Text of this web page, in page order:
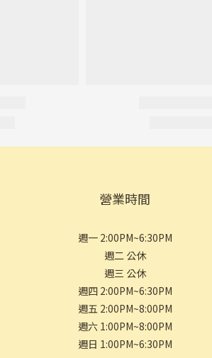
營業時間
週一 2:00PM~6:30PM
週二 公休
週三 公休
週四 2:00PM~6:30PM
週五 2:00PM~8:00PM
週六 1:00PM~8:00PM
週日 1:00PM~6:30PM